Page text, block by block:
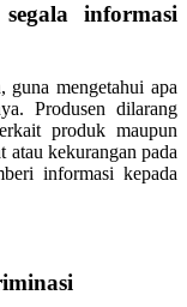
informasi
mengetahui apa
Produsen dilarang
produk maupun
atau kekurangan pada
informasi kepada